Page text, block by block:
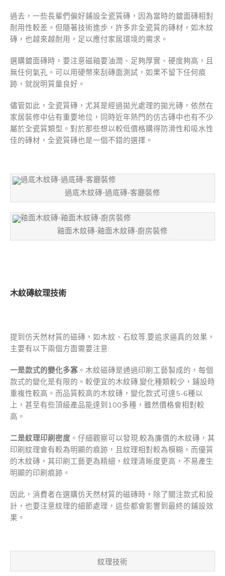
過去，一些長輩們偏好鋪設全瓷質磚，因為當時的鍍面磚相對
耐用性較差。但隨著技術進步，許多非全瓷質的磚材，如木紋
磚，也越來越耐用，足以應付家居環境的需求。
選購鍍面磚時，要注意磁釉要油潤、足夠厚實、硬度夠高，且
無任何氣孔。可以用硬幣來刮磚面測試，如果不留下任何痕
跡，就說明質量良好。
儘管如此，全瓷質磚，尤其是經過拋光處理的拋光磚，依然在
家居裝修中佔有重要地位，同時近年熱門的仿古磚中也有不少
屬於全瓷質類型。對於那些想以較低價格購得防滑性和吸水性
佳的磚材，全瓷質磚也是一個不錯的選擇。
過底木紋磚-過底磚-客廳裝修
釉面木紋磚-釉面木紋磚-廚房裝修
木紋磚紋理技術
提到仿天然材質的磁磚，如木紋、石紋等,要追求逼真的效果，
主要有以下兩個方面需要注意:
一是款式的變化多寡 。木紋磁磚是通過印刷工藝製成的，每個
款式的變化是有限的。較便宜的木紋磚,變化種類較少，鋪設時
重複性較高。而品質較高的木紋磚，變化款式可達5-6種以
上，甚至有些頂級產品能達到100多種，雖然價格會相對較
高。
二是紋理印刷密度 。仔細觀察可以發現,較為廉價的木紋磚，其
印刷紋理會有較為明顯的痕跡，且紋理相對較為模糊。而優質
的木紋磚，其印刷工藝更為精細，紋理清晰度更高，不易產生
明顯的印刷痕跡。
因此，消費者在選購仿天然材質的磁磚時，除了關注款式和設
計，也要注意紋理的細節處理，這些都會影響到最終的鋪設效
果。
紋理技術